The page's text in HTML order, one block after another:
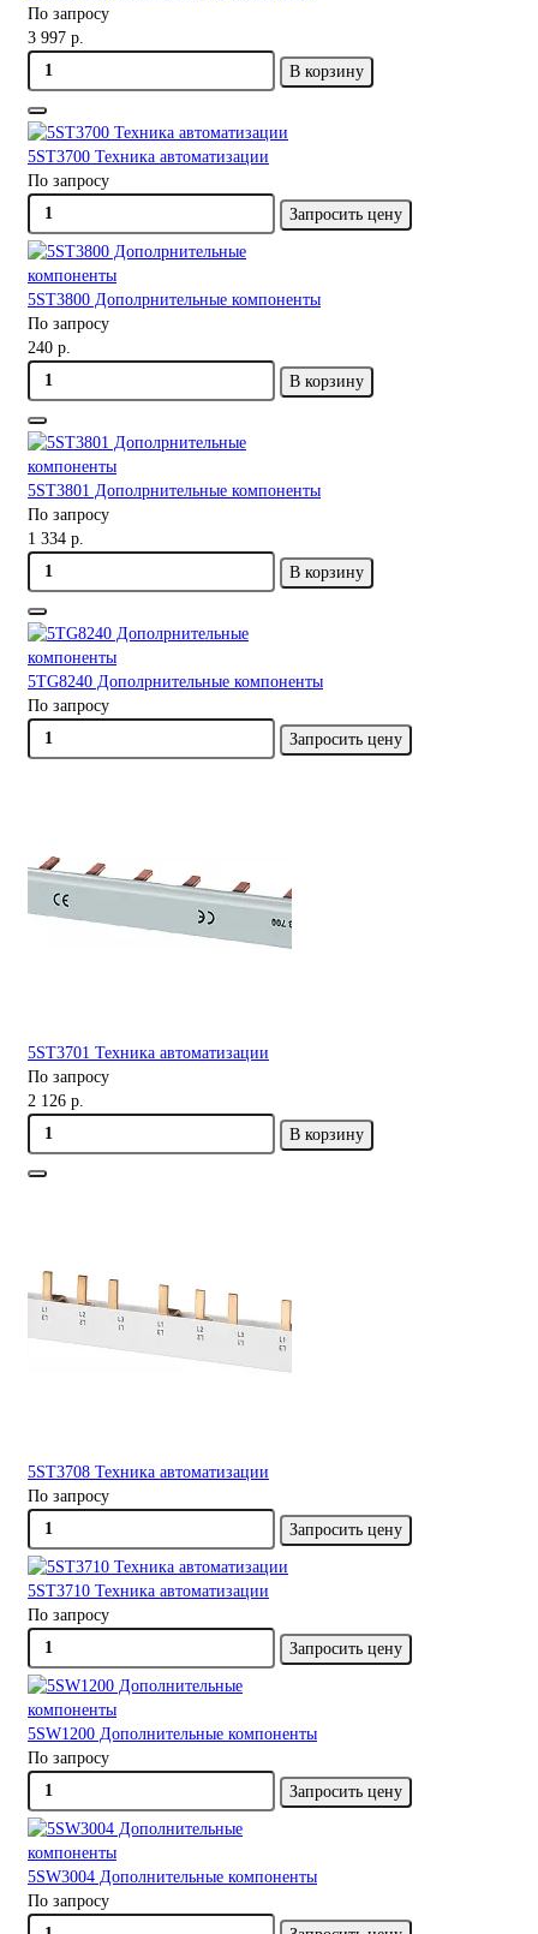
По запросу
3 997 р.
В корзину
5ST3700 Техника автоматизации
По запросу
Запросить цену
5ST3800 Дополрнительные компоненты
По запросу
240 р.
В корзину
5ST3801 Дополрнительные компоненты
По запросу
1 334 р.
В корзину
5TG8240 Дополрнительные компоненты
По запросу
Запросить цену
5ST3701 Техника автоматизации
По запросу
2 126 р.
В корзину
5ST3708 Техника автоматизации
По запросу
Запросить цену
5ST3710 Техника автоматизации
По запросу
Запросить цену
5SW1200 Дополнительные компоненты
По запросу
Запросить цену
5SW3004 Дополнительные компоненты
По запросу